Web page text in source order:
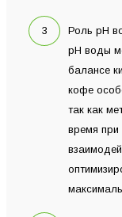
Роль рН
рН воды
балансе
кофе
так как
время при